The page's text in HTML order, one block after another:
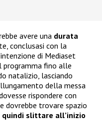
avere una durata
conclusasi con la
di Mediaset
programma fino alle
natalizio, lasciando
della messa
rispondere con
dovrebbe trovare spazio
quindi slittare all’inizio